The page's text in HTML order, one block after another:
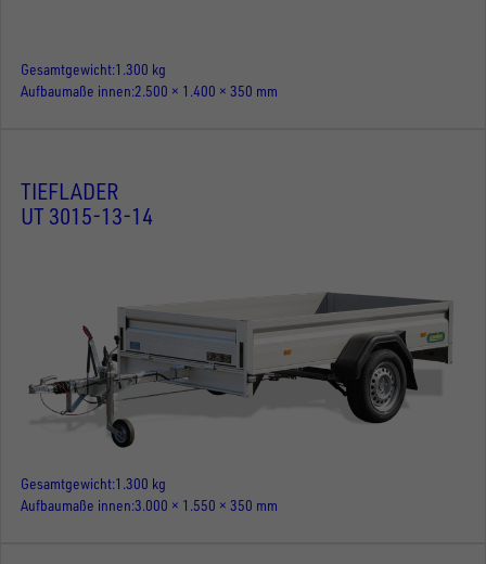
Gesamtgewicht 1.300 kg
Aufbaumaße innen 2.500 × 1.400 × 350 mm
TIEFLADER
UT 3015-13-14
Gesamtgewicht 1.300 kg
Aufbaumaße innen 3.000 × 1.550 × 350 mm